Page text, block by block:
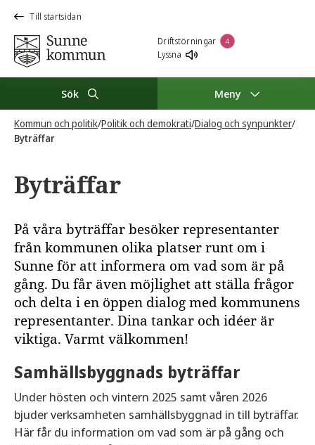
Till startsidan
Driftstörningar 4
Lyssna
Sök Meny
Kommun och politik/Politik och demokrati/Dialog och synpunkter/
Byträffar
Byträffar
På våra byträffar besöker representanter
från kommunen olika platser runt om i
Sunne för att informera om vad som är på
gång. Du får även möjlighet att ställa frågor
och delta i en öppen dialog med kommunens
representanter. Dina tankar och idéer är
viktiga. Varmt välkommen!
Samhällsbyggnads byträffar
Under hösten och vintern 2025 samt våren 2026
bjuder verksamheten samhällsbyggnad in till byträffar.
Här får du information om vad som är på gång och